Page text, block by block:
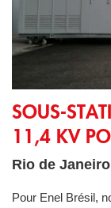
Sous-station
SOUS-
11,4 KV
Rio de
Pour Enel Brésil,